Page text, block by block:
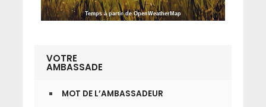
Temps à partir de OpenWeatherMap
VOTRE
AMBASSADE
MOT DE L’AMBASSADEUR